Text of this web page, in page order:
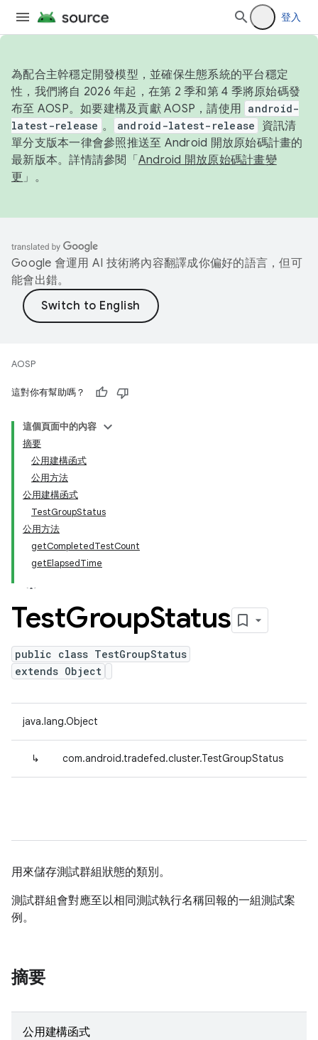
登入
為配合主幹穩定開發模型，並確保生態系統的平台穩定
性，我們將自 2026 年起，在第 2 季和第 4 季將原始碼發
布至 AOSP。如要建構及貢獻 AOSP，請使用 android-
latest-release 。 android-latest-release
資訊清
單分支版本一律會參照推送至 Android 開放原始碼計畫的
最新版本。詳情請參閱「 Android 開放原始碼計畫變
更 」。
Google 會運用 AI 技術將內容翻譯成你偏好的語言，但可
能會出錯。
AOSP
這對你有幫助嗎？
這個頁面中的內容
摘要
公用建構函式
公用方法
公用建構函式
TestGroupStatus
公用方法
getCompletedTestCount
getElapsedTime
TestGroupStatus
public class TestGroupStatus
extends Object
java.lang.Object
↳ com.android.tradefed.cluster.TestGroupStatus
用來儲存測試群組狀態的類別。
測試群組會對應至以相同測試執行名稱回報的一組測試案
例。
摘要
公用建構函式